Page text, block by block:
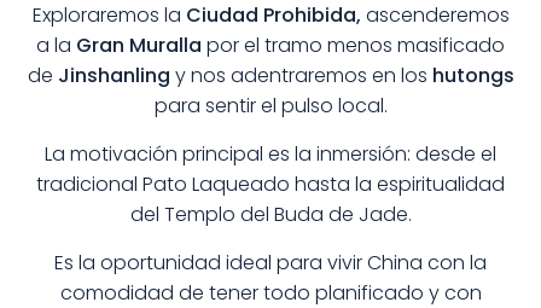
Exploraremos la Ciudad Prohibida, ascenderemos
a la Gran Muralla por el tramo menos masificado
de Jinshanling y nos adentraremos en los hutongs
para sentir el pulso local.
La motivación principal es la inmersión: desde el
tradicional Pato Laqueado hasta la espiritualidad
del Templo del Buda de Jade.
Es la oportunidad ideal para vivir China con la
comodidad de tener todo planificado y con